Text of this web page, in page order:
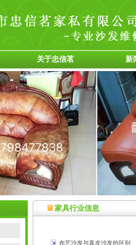
关于忠信茗 新
家具行业信息
布艺沙发与真皮沙发的区别